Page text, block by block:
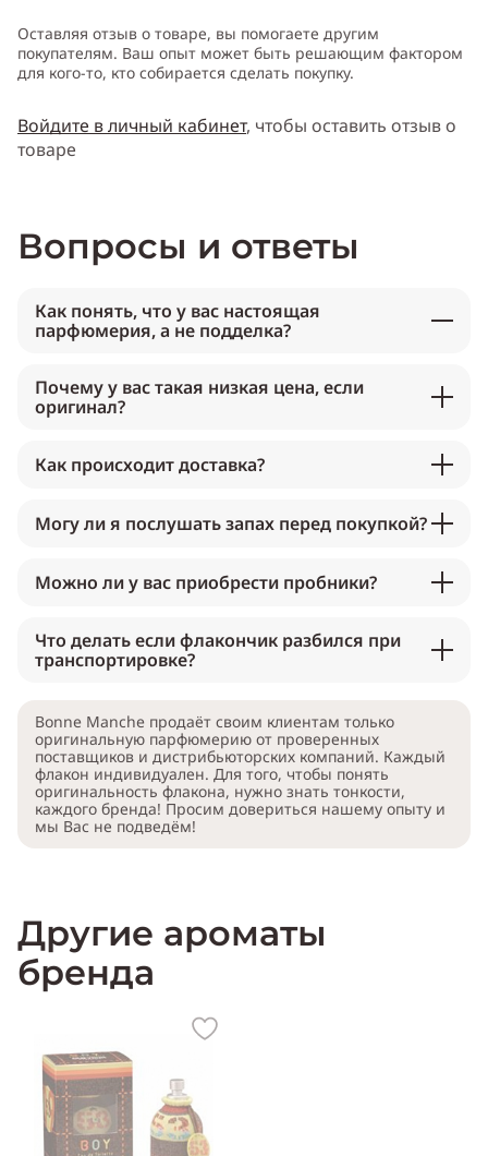
Оставляя отзыв о товаре, вы помогаете другим
покупателям. Ваш опыт может быть решающим фактором
для кого-то, кто собирается сделать покупку.
Войдите в личный кабинет, чтобы оставить отзыв о
товаре
Вопросы и ответы
Как понять, что у вас настоящая
парфюмерия, а не подделка?
Почему у вас такая низкая цена, если
оригинал?
Как происходит доставка?
Могу ли я послушать запах перед покупкой?
Можно ли у вас приобрести пробники?
Что делать если флакончик разбился при
транспортировке?
Bonne Manche продаёт своим клиентам только
оригинальную парфюмерию от проверенных
поставщиков и дистрибьюторских компаний. Каждый
флакон индивидуален. Для того, чтобы понять
оригинальность флакона, нужно знать тонкости,
каждого бренда! Просим довериться нашему опыту и
мы Вас не подведём!
Другие ароматы
бренда